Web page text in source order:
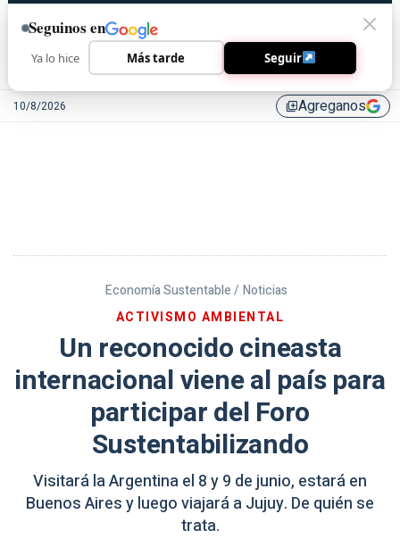
10/8/2026 library_addAgreganos
Economía Sustentable / Noticias
ACTIVISMO AMBIENTAL
Un reconocido cineasta
internacional viene al país para
participar del Foro
Sustentabilizando
Visitará la Argentina el 8 y 9 de junio, estará en
Buenos Aires y luego viajará a Jujuy. De quién se
trata.
Seguinos en
Ya lo hice Más tarde Seguir